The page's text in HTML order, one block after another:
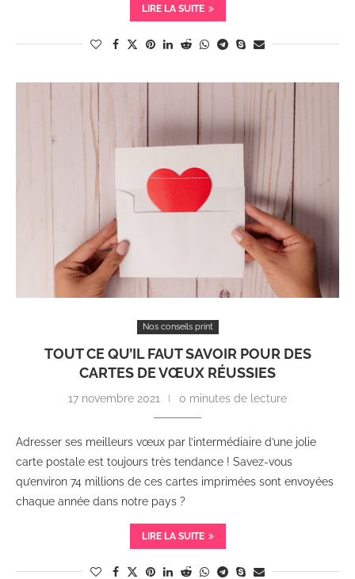
LIRE LA SUITE
Nos conseils print
TOUT CE QU’IL FAUT SAVOIR POUR DES
CARTES DE VŒUX RÉUSSIES
17 novembre 2021 0 minutes de lecture
Adresser ses meilleurs vœux par l’intermédiaire d’une jolie
carte postale est toujours très tendance ! Savez-vous
qu’environ 74 millions de ces cartes imprimées sont envoyées
chaque année dans notre pays ?
LIRE LA SUITE